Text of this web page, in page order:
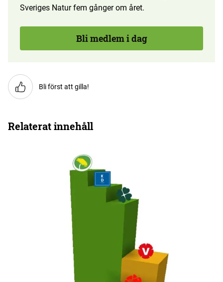
Sveriges Natur fem gånger om året.
Bli medlem i dag
Bli först att gilla!
Relaterat innehåll